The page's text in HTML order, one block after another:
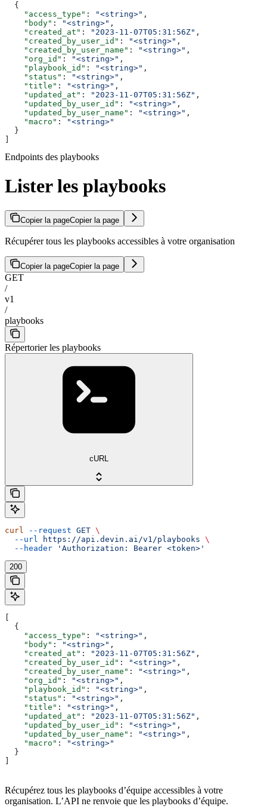
  {
    "access_type"
: "<string>" ,
    "body"
: "<string>" ,
    "created_at"
: "2023-11-07T05:31:56Z" ,
    "created_by_user_id"
: "<string>" ,
    "created_by_user_name"
: "<string>" ,
    "org_id"
: "<string>" ,
    "playbook_id"
: "<string>" ,
    "status"
: "<string>" ,
    "title"
: "<string>" ,
    "updated_at"
: "2023-11-07T05:31:56Z" ,
    "updated_by_user_id"
: "<string>" ,
    "updated_by_user_name"
: "<string>" ,
    "macro"
:
"<string>"
  }
Endpoints des playbooks
Lister les playbooks
Copier la pageCopier la page
Récupérer tous les playbooks accessibles à votre organisation
Copier la pageCopier la page
GET
/
v1
/
playbooks
Répertorier les playbooks
cURL
curl --request GET \
  --url
https://api.devin.ai/v1/playbooks \
  --header
'Authorization: Bearer <token>'
200
[
  {
    "access_type"
: "<string>" ,
    "body"
: "<string>" ,
    "created_at"
: "2023-11-07T05:31:56Z" ,
    "created_by_user_id"
: "<string>" ,
    "created_by_user_name"
: "<string>" ,
    "org_id"
: "<string>" ,
    "playbook_id"
: "<string>" ,
    "status"
: "<string>" ,
    "title"
: "<string>" ,
    "updated_at"
: "2023-11-07T05:31:56Z" ,
    "updated_by_user_id"
: "<string>" ,
    "updated_by_user_name"
: "<string>" ,
    "macro"
:
"<string>"
  }
]
Récupérez tous les playbooks d’équipe accessibles à votre
organisation. L’API ne renvoie que les playbooks d’équipe.